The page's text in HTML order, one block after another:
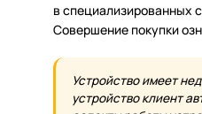
в специализированных
Совершение покупки
Устройство имеет
устройство клиент